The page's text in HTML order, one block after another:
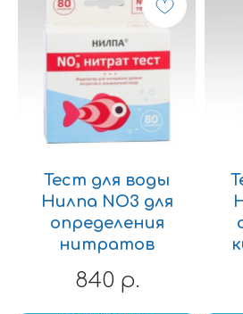
Тест для воды
Нилпа NO3 для
определения
нитратов
840 р.